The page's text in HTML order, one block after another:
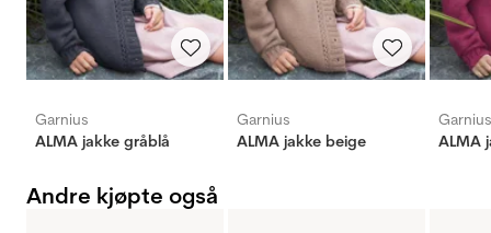
Garnius
ALMA jakke gråblå
Garnius
ALMA jakke beige
Garnius
ALMA
Andre kjøpte også